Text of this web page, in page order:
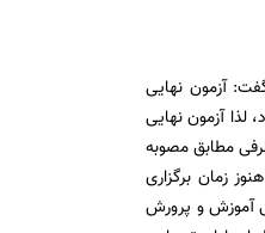
آزمون نهایی
لذا آزمون نهایی
مطابق مصوبه
زمان برگزاری
آموزش و پرورش